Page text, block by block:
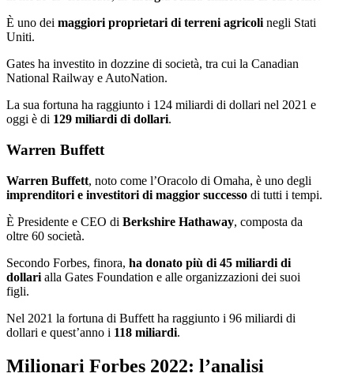
È uno dei maggiori proprietari di terreni agricolinegli Stati
Uniti.
Gates ha investito in dozzine di società, tra cui la Canadian
National Railway e AutoNation.
La sua fortuna ha raggiunto i 124 miliardi di dollari nel 2021 e
oggi è di 129 miliardi di dollari.
Warren Buffett
Warren Buffett, noto come l’Oracolo di Omaha, è uno degli
imprenditori e investitori di maggior successo di tutti i tempi.
È Presidente e CEO di Berkshire Hathaway, composta da
oltre 60 società.
Secondo Forbes, finora, ha donato più di 45 miliardi di
dollari alla Gates Foundation e alle organizzazioni dei suoi
figli.
Nel 2021 la fortuna di Buffett ha raggiunto i 96 miliardi di
dollari e quest’anno i 118 miliardi.
Milionari Forbes 2022: l’analisi